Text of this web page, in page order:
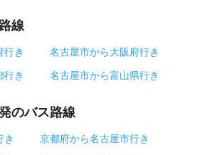
線
行き
名古屋市から大阪府行き
行き
名古屋市から富山県行き
のバス路線
き
京都府から名古屋市行き